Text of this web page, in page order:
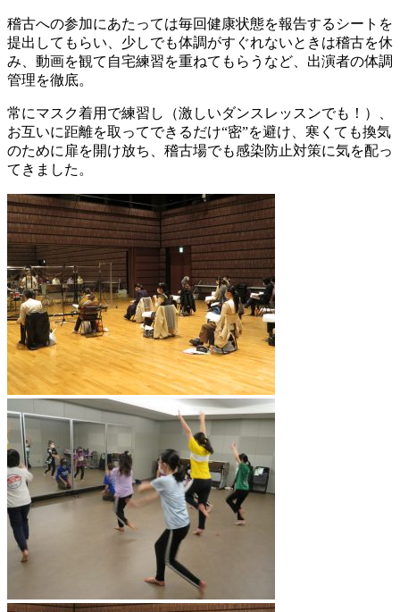
稽古への参加にあたっては毎回健康状態を報告するシートを
提出してもらい、少しでも体調がすぐれないときは稽古を休
み、動画を観て自宅練習を重ねてもらうなど、出演者の体調
管理を徹底。
常にマスク着用で練習し（激しいダンスレッスンでも！）、
お互いに距離を取ってできるだけ“密”を避け、寒くても換気
のために扉を開け放ち、稽古場でも感染防止対策に気を配っ
てきました。